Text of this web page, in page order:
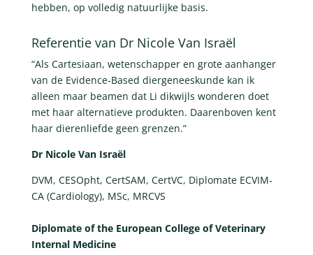
hebben, op volledig natuurlijke basis.
Referentie van Dr Nicole Van Israël
“Als Cartesiaan, wetenschapper en grote aanhanger
van de Evidence-Based diergeneeskunde kan ik
alleen maar beamen dat Li dikwijls wonderen doet
met haar alternatieve produkten. Daarenboven kent
haar dierenliefde geen grenzen.”
Dr Nicole Van Israël
DVM, CESOpht, CertSAM, CertVC, Diplomate ECVIM-
CA (Cardiology), MSc, MRCVS
Diplomate of the European College of Veterinary
Internal Medicine